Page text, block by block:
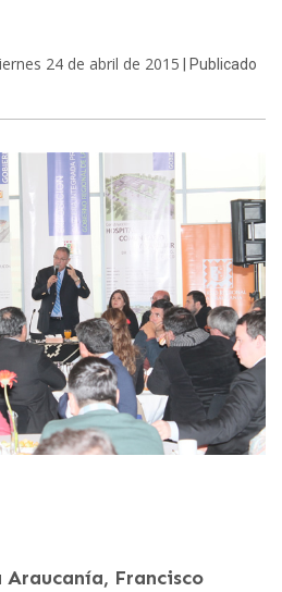
24 de abril de 2015 | Publicado
Francisco